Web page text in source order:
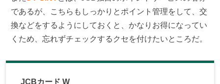
であるが、こちらもしっかりとポイント管理をして、交
換などをするようにしておくと、かなりお得になってい
くため、忘れずチェックするクセを付けたいところだ。
JCBカード W